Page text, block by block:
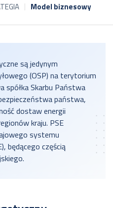
Model biznesowy
są jedynym
(OSP) na terytorium
spółka Skarbu Państwa
państwa,
dostaw energii
kraju. PSE
systemu
będącego częścią